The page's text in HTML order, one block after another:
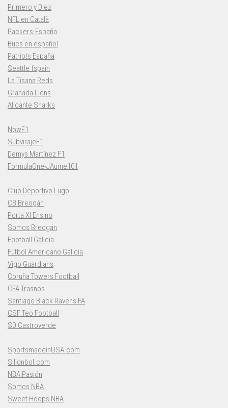
Primero y Diez
NFL en Català
Packers-España
Bucs en español
Patriots España
Seattle fspain
La Tisana Reds
Granada Lions
Alicante Sharks
NowF1
SubvirajeF1
Demys Martínez F1
FormulaOne-JAume101
Club Deportivo Lugo
CB Breogán
Porta XI Ensino
Somos Breogán
Football Galicia
Fútbol Americano Galicia
Vigo Guardians
Coruña Towers Football
CFA Trasnos
Santiago Black Ravens FA
CSF Teo Football
SD Castroverde
SportsmadeinUSA.com
Sillonbol.com
NBA Pasión
Somos NBA
Sweet Hoops NBA